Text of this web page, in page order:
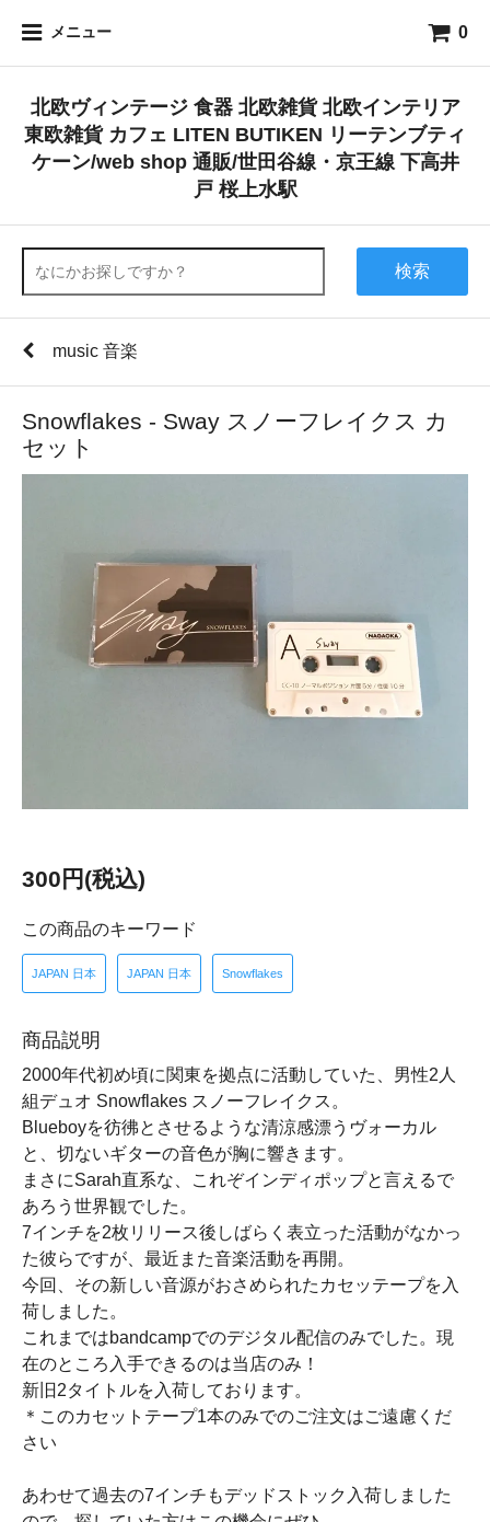
メニュー 0
北欧ヴィンテージ 食器 北欧雑貨 北欧インテリア
東欧雑貨 カフェ LITEN BUTIKEN リーテンブティ
ケーン/web shop 通販/世田谷線・京王線 下高井
戸 桜上水駅
検索
music 音楽
Snowflakes - Sway スノーフレイクス カ
セット
300円(税込)
この商品のキーワード
JAPAN 日本 JAPAN 日本 Snowflakes
商品説明
2000年代初め頃に関東を拠点に活動していた、男性2人
組デュオ Snowflakes スノーフレイクス。
Blueboyを彷彿とさせるような清涼感漂うヴォーカル
と、切ないギターの音色が胸に響きます。
まさにSarah直系な、これぞインディポップと言えるで
あろう世界観でした。
7インチを2枚リリース後しばらく表立った活動がなかっ
た彼らですが、最近また音楽活動を再開。
今回、その新しい音源がおさめられたカセッテープを入
荷しました。
これまではbandcampでのデジタル配信のみでした。現
在のところ入手できるのは当店のみ！
新旧2タイトルを入荷しております。
＊このカセットテープ1本のみでのご注文はご遠慮くだ
さい
あわせて過去の7インチもデッドストック入荷しました